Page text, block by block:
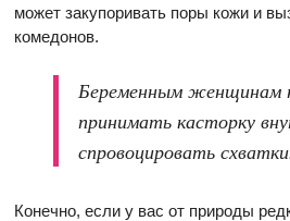
может закупоривать поры кожи и
комедонов.
Беременным женщинам
принимать касторку
спровоцировать
Конечно, если у вас от природы